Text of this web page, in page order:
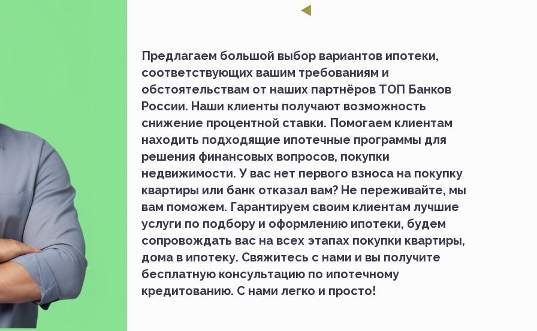
Предлагаем большой выбор вариантов ипотеки,
соответствующих вашим требованиям и
обстоятельствам от наших партнёров ТОП Банков
России. Наши клиенты получают возможность
снижение процентной ставки. Помогаем клиентам
находить подходящие ипотечные программы для
решения финансовых вопросов, покупки
недвижимости. У вас нет первого взноса на покупку
квартиры или банк отказал вам? Не переживайте, мы
вам поможем. Гарантируем своим клиентам лучшие
услуги по подбору и оформлению ипотеки, будем
сопровождать вас на всех этапах покупки квартиры,
дома в ипотеку. Свяжитесь с нами и вы получите
бесплатную консультацию по ипотечному
кредитованию. С нами легко и просто!